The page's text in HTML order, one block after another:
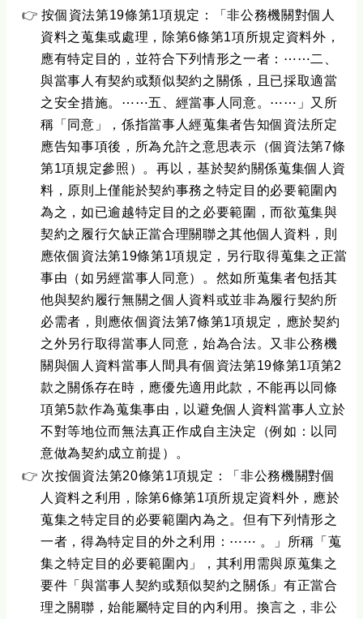
👉按個資法第19條第1項規定：「非公務機關對個人
資料之蒐集或處理，除第6條第1項所規定資料外，
應有特定目的，並符合下列情形之一者：⋯⋯二、
與當事人有契約或類似契約之關係，且已採取適當
之安全措施。⋯⋯五、經當事人同意。⋯⋯」又所
稱「同意」，係指當事人經蒐集者告知個資法所定
應告知事項後，所為允許之意思表示（個資法第7條
第1項規定參照）。再以，基於契約關係蒐集個人資
料，原則上僅能於契約事務之特定目的必要範圍內
為之，如已逾越特定目的之必要範圍，而欲蒐集與
契約之履行欠缺正當合理關聯之其他個人資料，則
應依個資法第19條第1項規定，另行取得蒐集之正當
事由（如另經當事人同意）。然如所蒐集者包括其
他與契約履行無關之個人資料或並非為履行契約所
必需者，則應依個資法第7條第1項規定，應於契約
之外另行取得當事人同意，始為合法。又非公務機
關與個人資料當事人間具有個資法第19條第1項第2
款之關係存在時，應優先適用此款，不能再以同條
項第5款作為蒐集事由，以避免個人資料當事人立於
不對等地位而無法真正作成自主決定（例如：以同
意做為契約成立前提）。
👉 次按個資法第20條第1項規定：「非公務機關對個
人資料之利用，除第6條第1項所規定資料外，應於
蒐集之特定目的必要範圍內為之。但有下列情形之
一者，得為特定目的外之利用： ⋯⋯ 。」所稱「蒐
集之特定目的必要範圍內」，其利用需與原蒐集之
要件「與當事人契約或類似契約之關係」有正當合
理之關聯，始能屬特定目的內利用。換言之，非公